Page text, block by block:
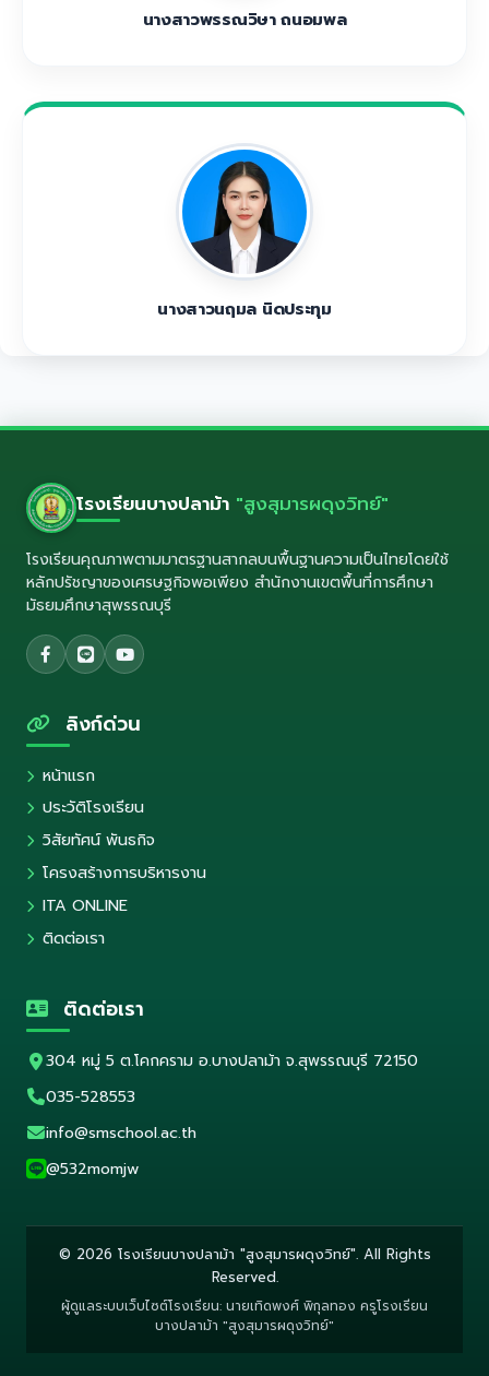
นางสาวพรรณวิษา ถนอมพล
นางสาวนฤมล นิดประทุม
โรงเรียนบางปลาม้า "สูงสุมารผดุงวิทย์"
โรงเรียนคุณภาพตามมาตรฐานสากลบนพื้นฐานความเป็นไทยโดยใช้
หลักปรัชญาของเศรษฐกิจพอเพียง สำนักงานเขตพื้นที่การศึกษา
มัธยมศึกษาสุพรรณบุรี
ลิงก์ด่วน
หน้าแรก
ประวัติโรงเรียน
วิสัยทัศน์ พันธกิจ
โครงสร้างการบริหารงาน
ITA ONLINE
ติดต่อเรา
ติดต่อเรา
304 หมู่ 5 ต.โคกคราม อ.บางปลาม้า จ.สุพรรณบุรี 72150
035-528553
info@smschool.ac.th
@532momjw
© 2026 โรงเรียนบางปลาม้า "สูงสุมารผดุงวิทย์". All Rights
Reserved.
ผู้ดูแลระบบเว็บไซต์โรงเรียน: นายเทิดพงศ์ พิกุลทอง ครูโรงเรียน
บางปลาม้า "สูงสุมารผดุงวิทย์"